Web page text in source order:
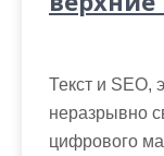
Текст и SEO,
неразрывно
цифрового